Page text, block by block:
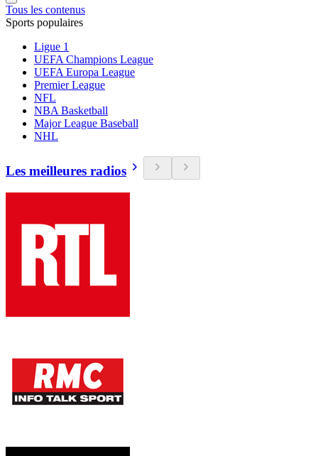
Tous les contenus
Sports populaires
Ligue 1
UEFA Champions League
UEFA Europa League
Premier League
NFL
NBA Basketball
Major League Baseball
NHL
Les meilleures radios